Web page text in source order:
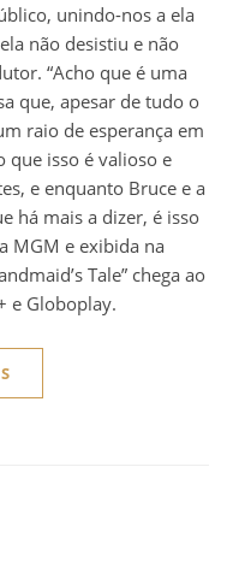
unindo-nos a ela
não desistiu e não
“Acho que é uma
que, apesar de tudo o
raio de esperança em
que isso é valioso e
e enquanto Bruce e a
há mais a dizer, é isso
MGM e exibida na
Tale” chega ao
e Globoplay.